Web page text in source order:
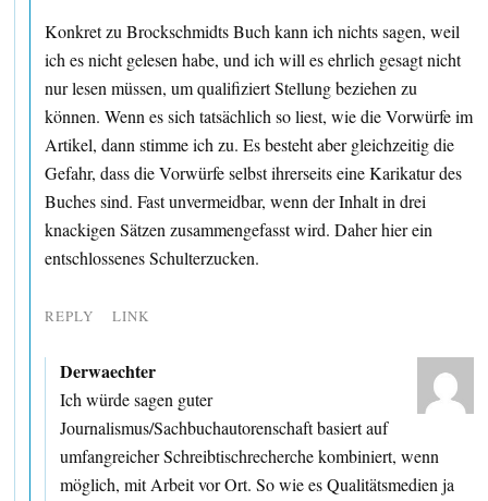
Konkret zu Brockschmidts Buch kann ich nichts sagen, weil
ich es nicht gelesen habe, und ich will es ehrlich gesagt nicht
nur lesen müssen, um qualifiziert Stellung beziehen zu
können. Wenn es sich tatsächlich so liest, wie die Vorwürfe im
Artikel, dann stimme ich zu. Es besteht aber gleichzeitig die
Gefahr, dass die Vorwürfe selbst ihrerseits eine Karikatur des
Buches sind. Fast unvermeidbar, wenn der Inhalt in drei
knackigen Sätzen zusammengefasst wird. Daher hier ein
entschlossenes Schulterzucken.
REPLY LINK
Derwaechter
Ich würde sagen guter
Journalismus/Sachbuchautorenschaft basiert auf
umfangreicher Schreibtischrecherche kombiniert, wenn
möglich, mit Arbeit vor Ort. So wie es Qualitätsmedien ja